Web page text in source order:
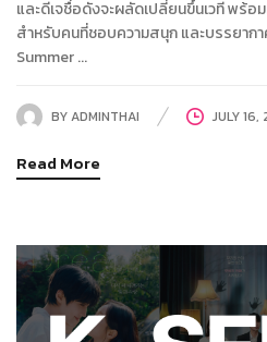
และดีเจชื่อดังจะผลัดเปลี่ยนขึ้นเวที พร้อ
สำหรับคนที่ชอบความสนุก และบรรยาก
Summer ...
BYADMINTHAI JULY 16,
Read More